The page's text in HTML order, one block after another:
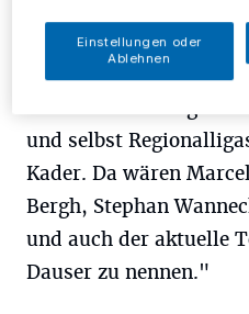
den höchsten Etat der
Manager Michael
und selbst
Kader. Da wären
Bergh, Stephan
und auch der aktuelle
Dauser zu nennen."
Einstellungen oder
Ablehnen